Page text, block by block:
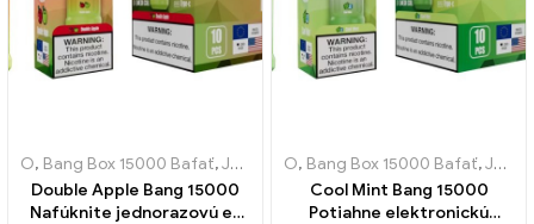
O, Bang Box 15000 Bafať,Jednorazové elektronické cigarety Švédsko
Double Apple Bang 15000
Nafúknite jednorazovú e-
O, Bang Box 15000 Bafať,Jednorazové elektronické cigarety Švédsko
Cool Mint Bang 15000
Potiahne elektronickú